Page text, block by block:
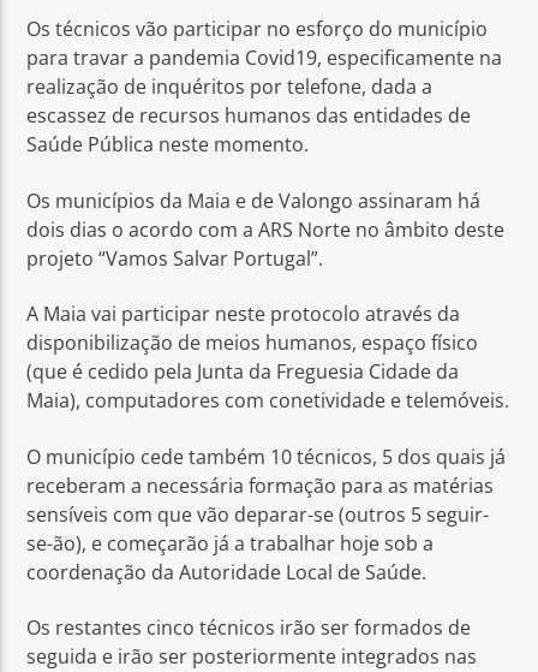
Os técnicos vão participar no esforço do município
para travar a pandemia Covid19, especificamente na
realização de inquéritos por telefone, dada a
escassez de recursos humanos das entidades de
Saúde Pública neste momento.
Os municípios da Maia e de Valongo assinaram há
dois dias o acordo com a ARS Norte no âmbito deste
projeto “Vamos Salvar Portugal”.
A Maia vai participar neste protocolo através da
disponibilização de meios humanos, espaço físico
(que é cedido pela Junta da Freguesia Cidade da
Maia), computadores com conetividade e telemóveis.
O município cede também 10 técnicos, 5 dos quais já
receberam a necessária formação para as matérias
sensíveis com que vão deparar-se (outros 5 seguir-
se-ão), e começarão já a trabalhar hoje sob a
coordenação da Autoridade Local de Saúde.
Os restantes cinco técnicos irão ser formados de
seguida e irão ser posteriormente integrados nas